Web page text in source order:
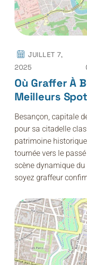
JUILLET 7,
2025
Où Graffer À
Meilleurs
Besançon, capitale
pour sa citadelle
patrimoine
tournée vers le
scène dynamique
soyez graffeur